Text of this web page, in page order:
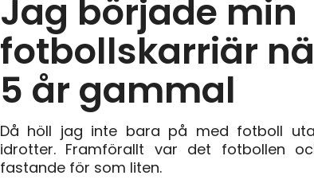
Jag började min
fotbollskarriär
5 år gammal
Då höll jag inte bara på med fotboll
idrotter. Framförallt var det fotbollen
fastande för som liten.